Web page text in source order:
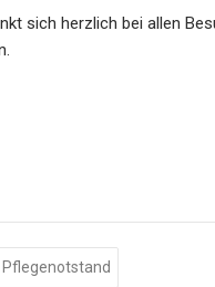
sich herzlich bei allen